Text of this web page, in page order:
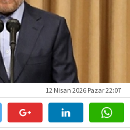
12 Nisan 2026 Pazar 22:07